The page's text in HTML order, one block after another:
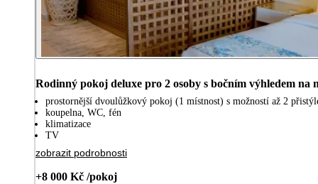
Rodinný pokoj deluxe pro 2 osoby s bočním výhledem na
prostornější dvoulůžkový pokoj (1 místnost) s možností až 2
koupelna, WC, fén
klimatizace
TV
zobrazit podrobnosti
+8 000 Kč /pokoj